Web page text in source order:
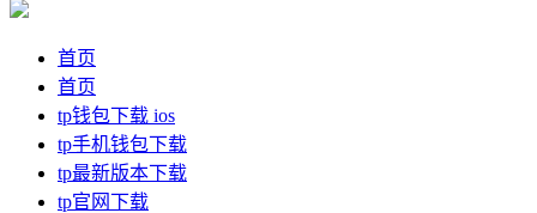
首页
首页
tp钱包下载 ios
tp手机钱包下载
tp最新版本下载
tp官网下载